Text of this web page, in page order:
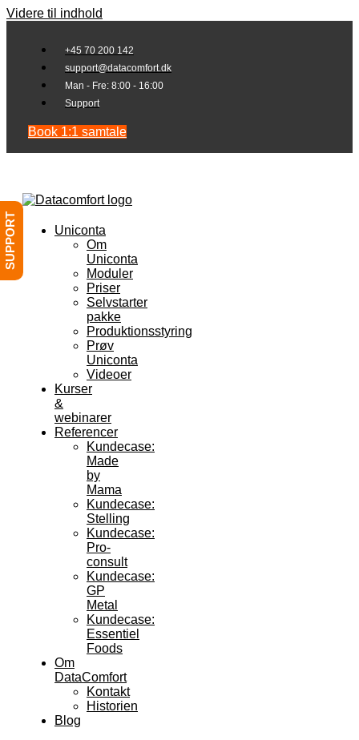
Videre til indhold
+45 70 200 142
support@datacomfort.dk
Man - Fre: 8:00 - 16:00
Support
Book 1:1 samtale
Uniconta
Om
Uniconta
Moduler
Priser
Selvstarter
pakke
Produktionsstyring
Prøv
Uniconta
Videoer
Kurser
&
webinarer
Referencer
Kundecase:
Made
by
Mama
Kundecase:
Stelling
Kundecase:
Pro-
consult
Kundecase:
GP
Metal
Kundecase:
Essentiel
Foods
Om
DataComfort
Kontakt
Historien
Blog
SUPPORT